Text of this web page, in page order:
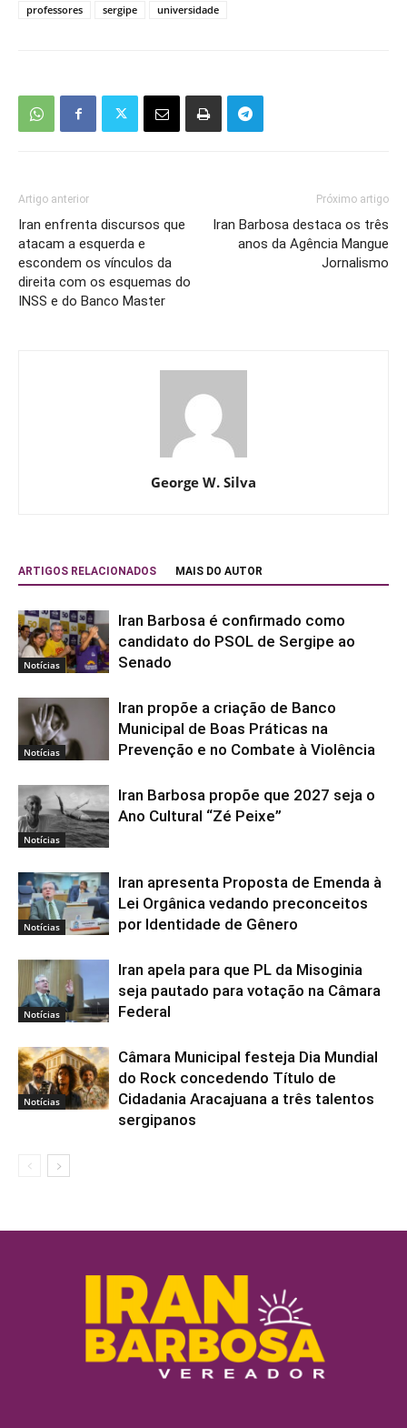
professores
sergipe universidade
Artigo anterior
Iran enfrenta discursos que
atacam a esquerda e
escondem os vínculos da
direita com os esquemas do
INSS e do Banco Master
Próximo artigo
Iran Barbosa destaca os três
anos da Agência Mangue
Jornalismo
George W. Silva
ARTIGOS RELACIONADOS MAIS DO AUTOR
Notícias
Iran Barbosa é confirmado como
candidato do PSOL de Sergipe ao
Senado
Notícias
Iran propõe a criação de Banco
Municipal de Boas Práticas na
Prevenção e no Combate à Violência
Notícias
Iran Barbosa propõe que 2027 seja o
Ano Cultural “Zé Peixe”
Notícias
Iran apresenta Proposta de Emenda à
Lei Orgânica vedando preconceitos
por Identidade de Gênero
Notícias
Iran apela para que PL da Misoginia
seja pautado para votação na Câmara
Federal
Notícias
Câmara Municipal festeja Dia Mundial
do Rock concedendo Título de
Cidadania Aracajuana a três talentos
sergipanos